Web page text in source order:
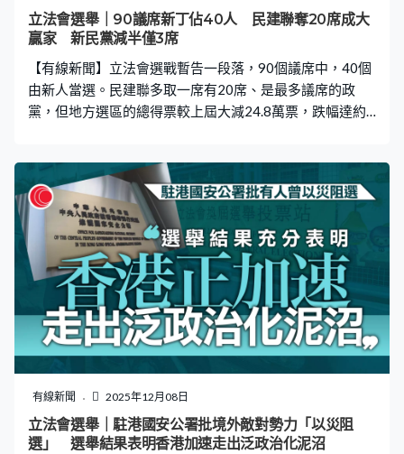
立法會選舉｜90議席新丁佔40人 民建聯奪20席成大
贏家 新民黨減半僅3席
【有線新聞】立法會選戰暫告一段落，90個議席中，40個
由新人當選。民建聯多取一席有20席、是最多議席的政
黨，但地方選區的總得票較上屆大減24.8萬票，跌幅達約
及陸頌雄。換言之議會新面孔有40人，換血比例達四成
四，當中功能界別及選委會界別各有16人，地區直選就有
8人。 82名當選人有申報年齡他們平均歲數約50歲，最年
輕是31歲江旻憓，最年長是67歲的陳紹雄。 按政黨分布，
最大黨仍然是民建聯，手握20席，比上屆還多一席，主要
進帳來自選委會界別，地區直選10席全保不失。不過取得
票數比上屆立法會選舉大減24.8萬票，比前年區議會選舉
亦減少6.3萬票；得票率亦比前兩次選舉分別下跌超過17及
8個百分點，只有約三成三。 其他政黨議席數目大部分沒
有變化，但經民聯因為保不住地產及建造界而減少1席，但
總數仍然有8席，是議會第二大政黨。 而新民黨在一眾元
老棄選後，議席由6席減至3席。
有線新聞 2025年12月08日
立法會選舉｜駐港國安公署批境外敵對勢力「以災阻
選」 選舉結果表明香港加速走出泛政治化泥沼